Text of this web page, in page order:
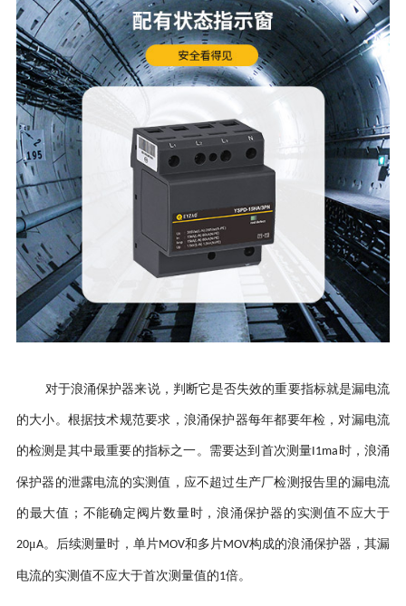
对于浪涌保护器来说，判断它是否失效的重要指标就是漏电流
的大小。根据技术规范要求，浪涌保护器每年都要年检，对漏电流
的检测是其中最重要的指标之一。需要达到首次测量 I1ma 时，浪涌
保护器的泄露电流的实测值，应不超过生产厂检测报告里的漏电流
的最大值；不能确定阀片数量时，浪涌保护器的实测值不应大于
20μA。后续测量时，单片MOV和多片MOV构成的浪涌保护器，其漏
电流的实测值不应大于首次测量值的1倍。